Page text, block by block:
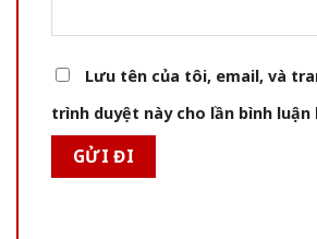
Lưu tên của tôi, email, và
trình duyệt này cho lần bình